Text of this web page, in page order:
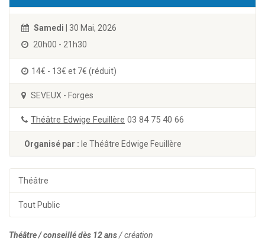
Samedi | 30 Mai, 2026
20h00 - 21h30
14€ - 13€ et 7€ (réduit)
SEVEUX - Forges
Théâtre Edwige Feuillère 03 84 75 40 66
Organisé par : le Théâtre Edwige Feuillère
Théâtre
Tout Public
Théâtre / conseillé dès 12 ans/ création